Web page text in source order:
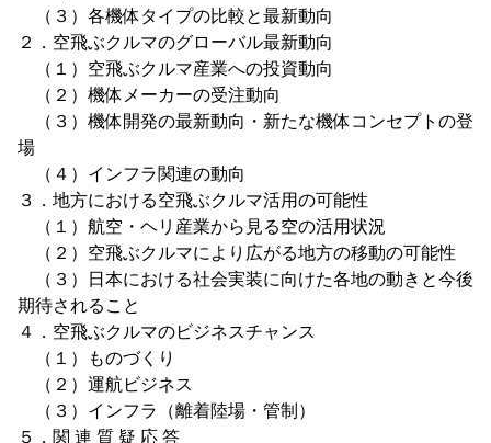
（３）各機体タイプの比較と最新動向
２．空飛ぶクルマのグローバル最新動向
（１）空飛ぶクルマ産業への投資動向
（２）機体メーカーの受注動向
（３）機体開発の最新動向・新たな機体コンセプトの登
場
（４）インフラ関連の動向
３．地方における空飛ぶクルマ活用の可能性
（１）航空・ヘリ産業から見る空の活用状況
（２）空飛ぶクルマにより広がる地方の移動の可能性
（３）日本における社会実装に向けた各地の動きと今後
期待されること
４．空飛ぶクルマのビジネスチャンス
（１）ものづくり
（２）運航ビジネス
（３）インフラ（離着陸場・管制）
５．関 連 質 疑 応 答